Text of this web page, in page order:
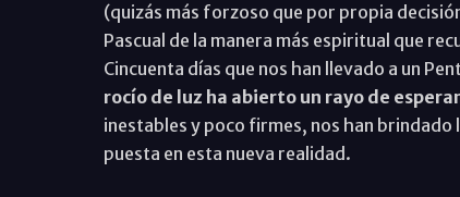
(quizás más forzoso que por propia
Pascual de la manera más espiritual que
Cincuenta días que nos han llevado a un
rocío de luz ha abierto un rayo de
inestables y poco firmes, nos han
puesta en esta nueva realidad.